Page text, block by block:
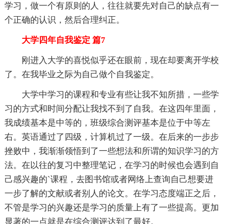
学习，做一个有原则的人，往往就要先对自己的缺点有一
个正确的认识，然后合理纠正。
大学四年自我鉴定 篇7
刚进入大学的喜悦似乎还在眼前，现在却要离开学校
了。在我毕业之际为自己做个自我鉴定。
大学中学习的课程和专业有些让我不知所措，一些学
习的方式和时间分配让我找不到了自我。在这四年里面，
我成绩基本是中等的，班级综合测评基本是位于中等左
右。英语通过了四级，计算机过了一级。在后来的一步步
挫败中，我渐渐领悟到了一些想法和所谓的知识学习的方
法。在以往的复习中整理笔记，在学习的时候也会遇到自
己感兴趣的`课程，去图书馆或者网络上查询自己想要进
一步了解的文献或者别人的论文。在学习态度端正之后，
不管是学习的兴趣还是学习的质量上有了一些提高。更加
显著的一点就是在综合测评达到了最好。